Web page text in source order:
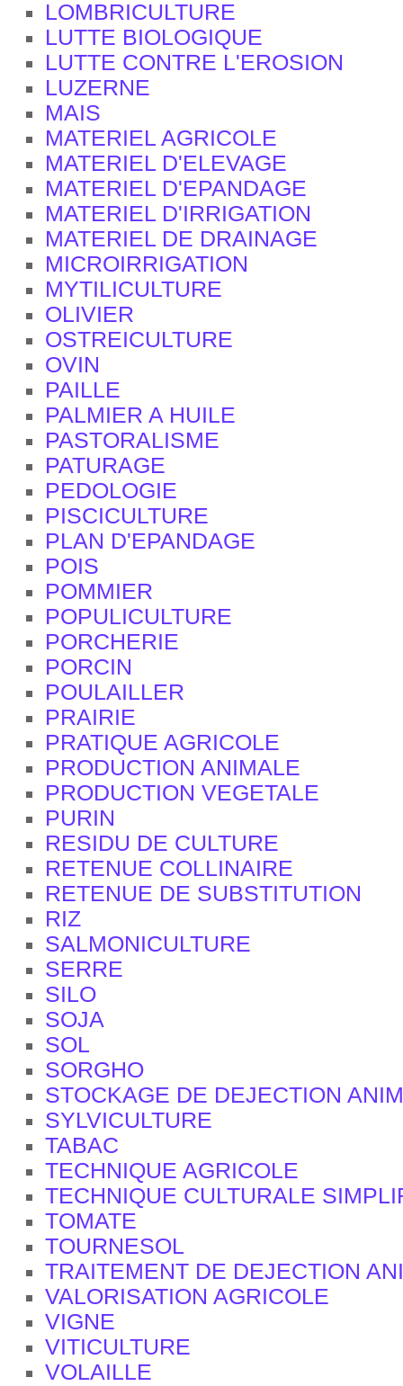
LOMBRICULTURE
LUTTE BIOLOGIQUE
LUTTE CONTRE L'EROSION
LUZERNE
MAIS
MATERIEL AGRICOLE
MATERIEL D'ELEVAGE
MATERIEL D'EPANDAGE
MATERIEL D'IRRIGATION
MATERIEL DE DRAINAGE
MICROIRRIGATION
MYTILICULTURE
OLIVIER
OSTREICULTURE
OVIN
PAILLE
PALMIER A HUILE
PASTORALISME
PATURAGE
PEDOLOGIE
PISCICULTURE
PLAN D'EPANDAGE
POIS
POMMIER
POPULICULTURE
PORCHERIE
PORCIN
POULAILLER
PRAIRIE
PRATIQUE AGRICOLE
PRODUCTION ANIMALE
PRODUCTION VEGETALE
PURIN
RESIDU DE CULTURE
RETENUE COLLINAIRE
RETENUE DE SUBSTITUTION
RIZ
SALMONICULTURE
SERRE
SILO
SOJA
SOL
SORGHO
STOCKAGE DE DEJECTION
SYLVICULTURE
TABAC
TECHNIQUE AGRICOLE
TECHNIQUE CULTURALE
TOMATE
TOURNESOL
TRAITEMENT DE DEJECTION
VALORISATION AGRICOLE
VIGNE
VITICULTURE
VOLAILLE